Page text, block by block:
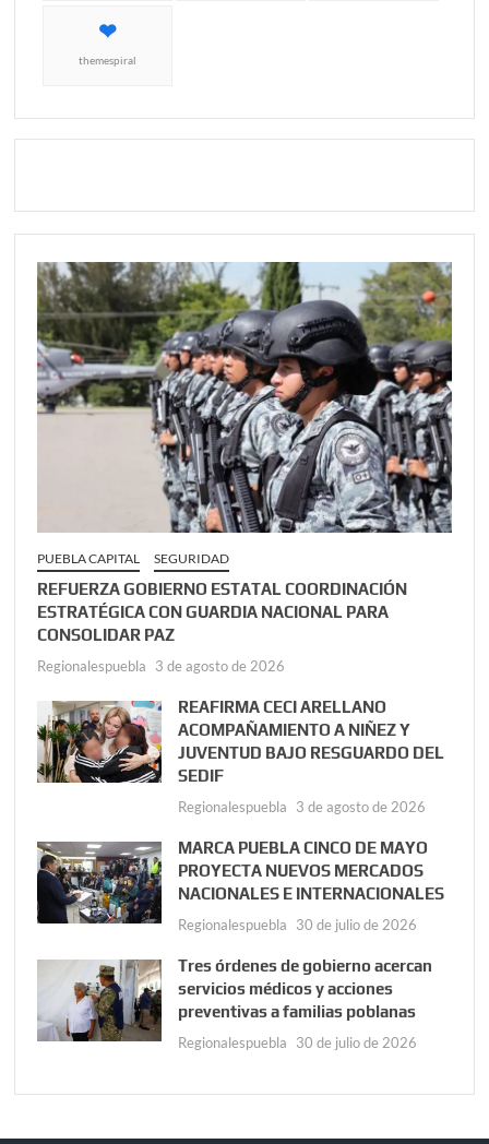
themespiral
PUEBLA CAPITAL SEGURIDAD
REFUERZA GOBIERNO ESTATAL COORDINACIÓN
ESTRATÉGICA CON GUARDIA NACIONAL PARA
CONSOLIDAR PAZ
Regionalespuebla 3 de agosto de 2026
REAFIRMA CECI ARELLANO
ACOMPAÑAMIENTO A NIÑEZ Y
JUVENTUD BAJO RESGUARDO DEL
SEDIF
Regionalespuebla 3 de agosto de 2026
MARCA PUEBLA CINCO DE MAYO
PROYECTA NUEVOS MERCADOS
NACIONALES E INTERNACIONALES
Regionalespuebla 30 de julio de 2026
Tres órdenes de gobierno acercan
servicios médicos y acciones
preventivas a familias poblanas
Regionalespuebla 30 de julio de 2026